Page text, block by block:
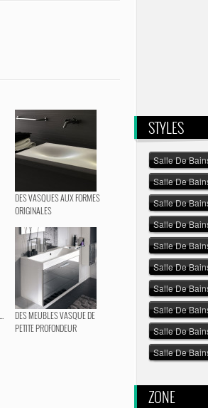
DES VASQUES AUX FORMES
ORIGINALES
DES MEUBLES VASQUE DE
PETITE PROFONDEUR
STYLES
Salle De
Salle De
Salle De
Salle De
Salle De
Salle De
Salle De
Salle De
Salle De
Salle De
ZONE